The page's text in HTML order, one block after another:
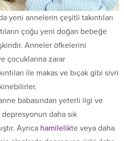
yeni annelerin çeşitli takıntıları
çoğu yeni doğan bebeğe
Anneler öfkelerini
çocuklarına zarar
ile makas ve bıçak gibi sivri
babasından yeterli ilgi ve
daha sık
Ayrıca hamilelikte veya daha